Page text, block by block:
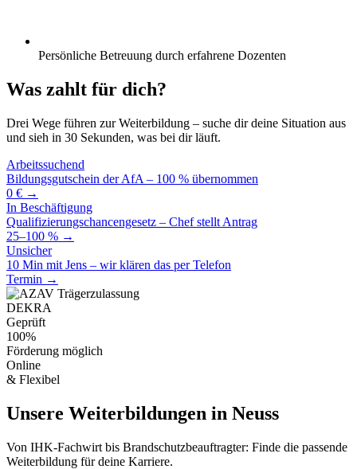
Persönliche Betreuung durch erfahrene Dozenten
Was zahlt für dich?
Drei Wege führen zur Weiterbildung – suche dir deine Situation aus
und sieh in 30 Sekunden, was bei dir läuft.
Arbeitssuchend
Bildungsgutschein der AfA – 100 % übernommen
0 € →
In Beschäftigung
Qualifizierungschancengesetz – Chef stellt Antrag
25–100 % →
Unsicher
10 Min mit Jens – wir klären das per Telefon
Termin →
DEKRA
Geprüft
100%
Förderung möglich
Online
& Flexibel
Unsere Weiterbildungen in Neuss
Von IHK-Fachwirt bis Brandschutzbeauftragter: Finde die passende
Weiterbildung für deine Karriere.